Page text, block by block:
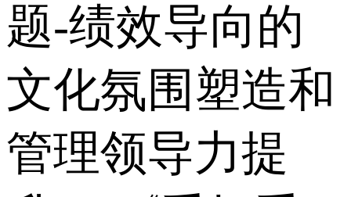
题-绩效导向的
文化氛围塑造和
管理领导力提